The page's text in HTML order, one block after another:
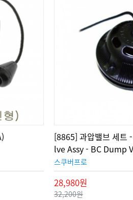
[8865] 과압밸브 세트
lve Assy - BC Dump
스쿠버프로
28,980원
32,200원